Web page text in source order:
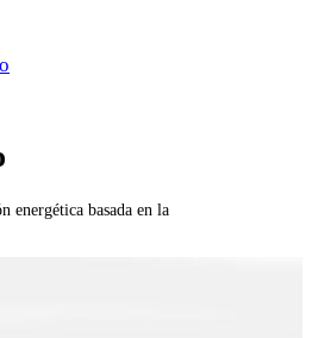
energética basada en la